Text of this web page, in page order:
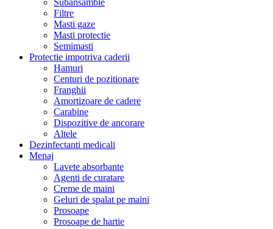
Subansamble
Filtre
Masti gaze
Masti protectie
Semimasti
Protectie impotriva caderii
Hamuri
Centuri de pozitionare
Franghii
Amortizoare de cadere
Carabine
Dispozitive de ancorare
Altele
Dezinfectanti medicali
Menaj
Lavete absorbante
Agenti de curatare
Creme de maini
Geluri de spalat pe maini
Prosoape
Prosoape de hartie